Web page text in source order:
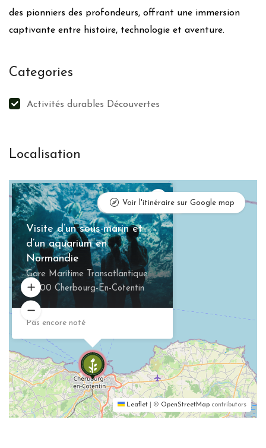
des pionniers des profondeurs, offrant une immersion
captivante entre histoire, technologie et aventure.
Categories
Activités durables Découvertes
Localisation
Visite d’un sous-marin et
d’un aquarium en
Normandie
Gare Maritime Transatlantique
50100 Cherbourg-En-Cotentin
Pas encore noté
×
Mettre à jour
Leaflet © OpenStreetMap contributors
Voir l'itinéraire sur Google map